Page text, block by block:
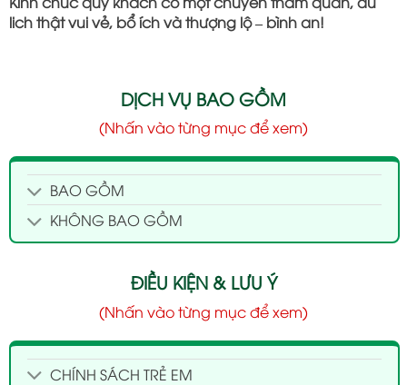
lich thật vui vẻ, bổ ích và thượng lộ – bình an!
DỊCH VỤ BAO GỒM
(Nhấn vào từng mục để xem)
BAO GỒM
KHÔNG BAO GỒM
ĐIỀU KIỆN & LƯU Ý
(Nhấn vào từng mục để xem)
CHÍNH SÁCH TRẺ EM